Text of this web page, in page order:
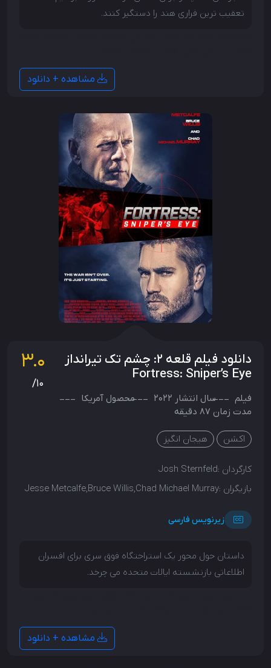
تعقیب ترین فراری هند را دستگیر کنند.
مشاهده + دانلود
دانلود فیلم قلعه ۲: چشم تک تیرانداز
Fortress: Sniper’s Eye
3.0
/10
فیلم سال انتشار 2022 محصول آمریکا
مدت زمان 87 دقیقه
اکشن هیجان انگیز
کارگردان :Josh Sternfeld
بازیگران :Jesse Metcalfe,Bruce Willis,Chad Michael Murray
زیرنویس فارسی
داستان حول محور یک استراحتگاه فوق سری برای افسران
اطلاعاتی بازنشسته ایالات متحده می چرخد.
مشاهده + دانلود